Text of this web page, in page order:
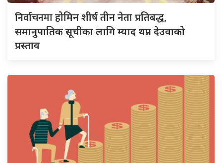
निर्वाचनमाहोमिन शीर्ष तीन नेता प्रतिबद्ध,
समानुपातिक सूचीका लागि म्याद थप्न देउवाको
प्रस्ताव